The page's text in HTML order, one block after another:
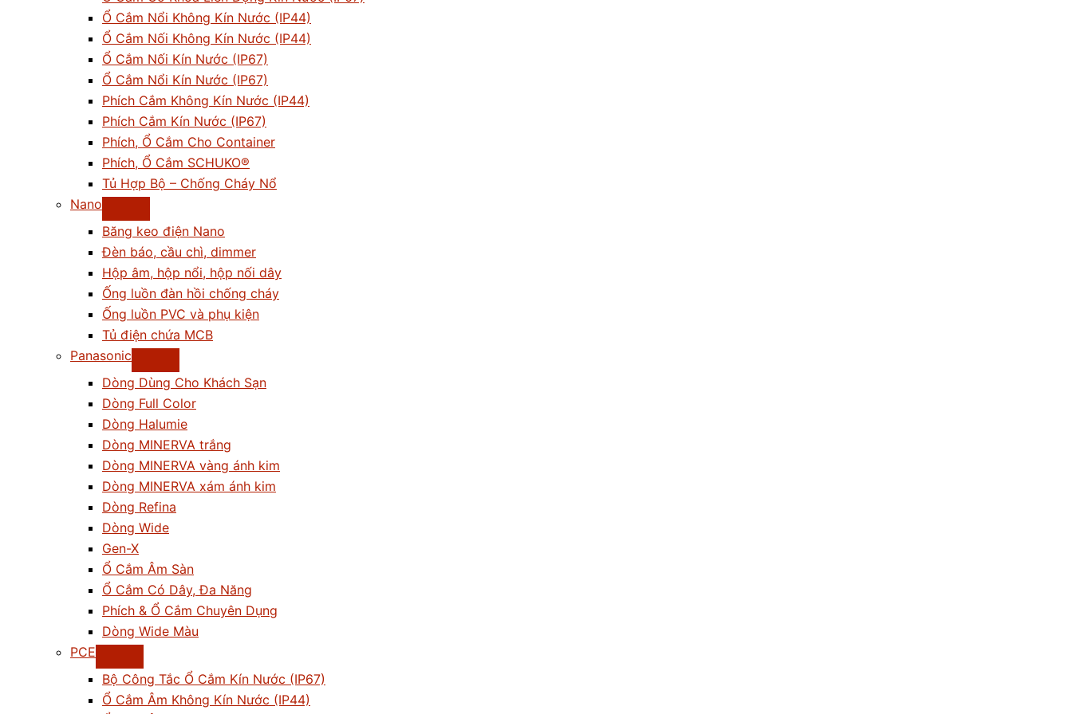
Ổ Cắm Nổi Không Kín Nước (IP44)
Ổ Cắm Nối Không Kín Nước (IP44)
Ổ Cắm Nối Kín Nước (IP67)
Ổ Cắm Nổi Kín Nước (IP67)
Phích Cắm Không Kín Nước (IP44)
Phích Cắm Kín Nước (IP67)
Phích, Ổ Cắm Cho Container
Phích, Ổ Cắm SCHUKO®
Tủ Hợp Bộ – Chống Cháy Nổ
Nano
Băng keo điện Nano
Đèn báo, cầu chì, dimmer
Hộp âm, hộp nổi, hộp nối dây
Ống luồn đàn hồi chống cháy
Ống luồn PVC và phụ kiện
Tủ điện chứa MCB
Panasonic
Dòng Dùng Cho Khách Sạn
Dòng Full Color
Dòng Halumie
Dòng MINERVA trắng
Dòng MINERVA vàng ánh kim
Dòng MINERVA xám ánh kim
Dòng Refina
Dòng Wide
Gen-X
Ổ Cắm Âm Sàn
Ổ Cắm Có Dây, Đa Năng
Phích & Ổ Cắm Chuyên Dụng
Dòng Wide Màu
PCE
Bộ Công Tắc Ổ Cắm Kín Nước (IP67)
Ổ Cắm Âm Không Kín Nước (IP44)